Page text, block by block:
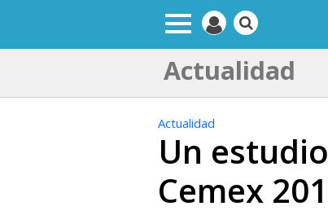
Actualidad
Actualidad
Un
Cemex